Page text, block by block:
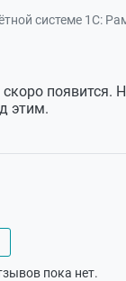
системе 1С:
появится.
этим.
пока нет.